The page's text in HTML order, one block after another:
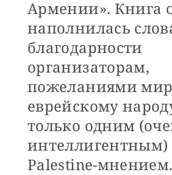
Армении». Книга
наполнилась
благодарности
организаторам,
пожеланиями
еврейскому
только одним
интеллигентным)
Palestine-мнением.